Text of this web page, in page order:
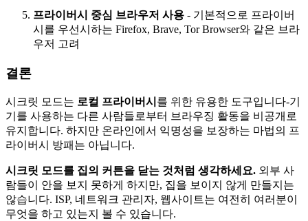
프라이버시 중심 브라우저 사용 - 기본적으로 프라이버
시를 우선시하는 Firefox, Brave, Tor Browser와 같은 브라
우저 고려
결론
시크릿 모드는 로컬 프라이버시 를 위한 유용한 도구입니다-기
기를 사용하는 다른 사람들로부터 브라우징 활동을 비공개로
유지합니다. 하지만 온라인에서 익명성을 보장하는 마법의 프
라이버시 방패는 아닙니다.
시크릿 모드를 집의 커튼을 닫는 것처럼 생각하세요. 외부 사
람들이 안을 보지 못하게 하지만, 집을 보이지 않게 만들지는
않습니다. ISP, 네트워크 관리자, 웹사이트는 여전히 여러분이
무엇을 하고 있는지 볼 수 있습니다.